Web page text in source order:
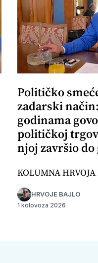
Političko
zadarski
godinama
političkoj
njoj završio
KOLUMNA HRVOJA
HRVOJE BAJLO
1 kolovoza 2026